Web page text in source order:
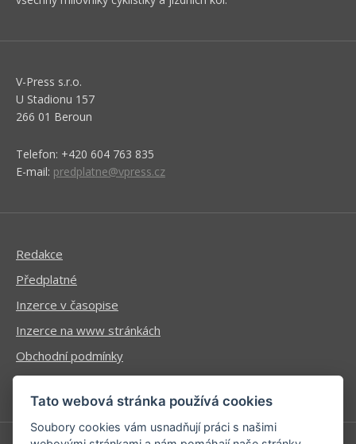
V-Press s.r.o.
U Stadionu 157
266 01 Beroun
Telefon: +420 604 763 835
E-mail: predplatne@vpress.cz
Redakce
Předplatné
Inzerce v časopise
Inzerce na www stránkách
Obchodní podmínky
Ochrana osobních údajů
Tato webová stránka používá cookies
Soubory cookies vám usnadňují práci s našimi